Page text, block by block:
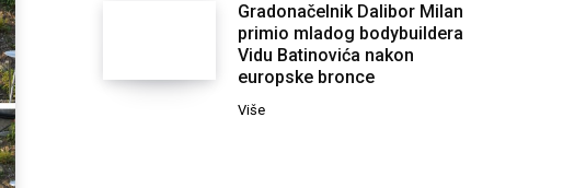
Gradonačelnik Dalibor Milan
primio mladog bodybuildera
Vidu Batinovića nakon
europske bronce
Više